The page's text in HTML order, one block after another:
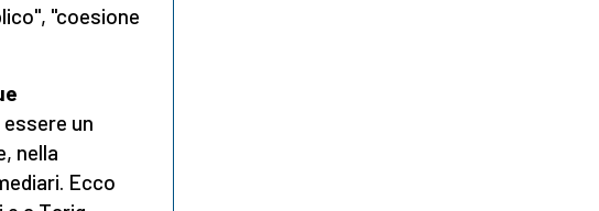
"coesione
un
nella
Ecco